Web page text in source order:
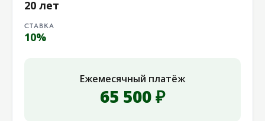
20 лет
СТАВКА
10%
Ежемесячный платёж
65 500 ₽